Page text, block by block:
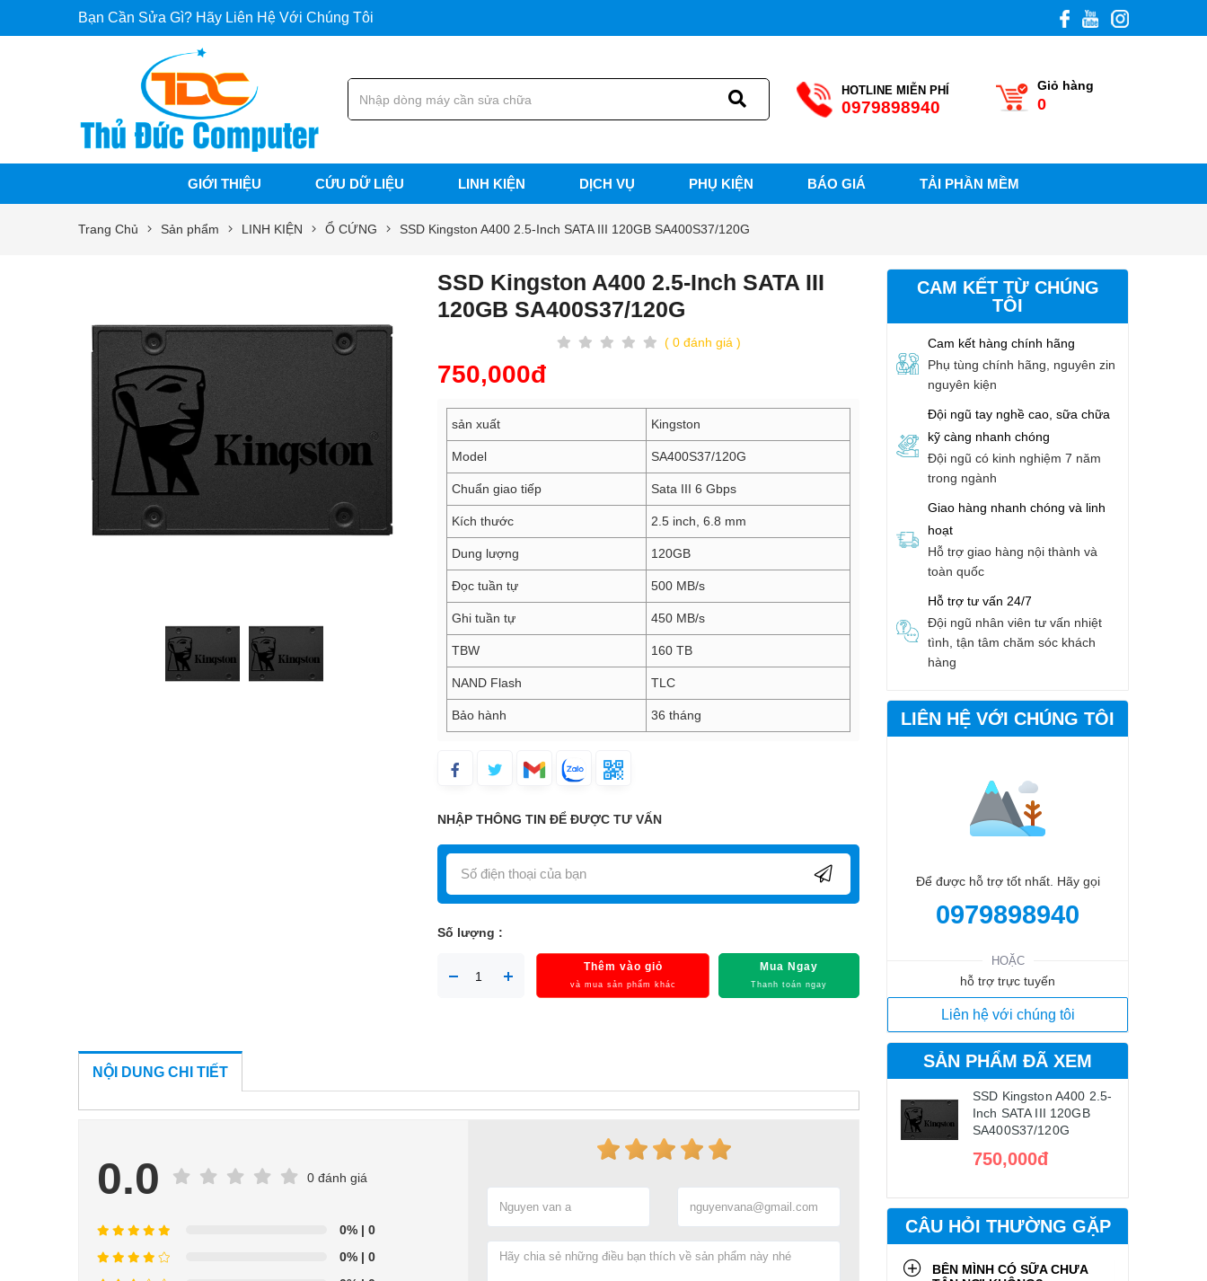
Bạn Cần Sửa Gì? Hãy Liên Hệ Với Chúng Tôi
Giỏ hàng
0
HOTLINE MIỄN PHÍ
0979898940
GIỚI THIỆU CỨU DỮ LIỆU LINH KIỆN DỊCH VỤ PHỤ KIỆN BÁO GIÁ TẢI PHẦN MỀM
Trang Chủ Sản phẩm LINH KIỆN Ổ CỨNG SSD Kingston A400 2.5-Inch SATA III 120GB SA400S37/120G
SSD Kingston A400 2.5-Inch SATA III
120GB SA400S37/120G
( 0 đánh giá )
750,000đ
sản xuất Kingston
Model SA400S37/120G
Chuẩn giao tiếp Sata III 6 Gbps
Kích thước 2.5 inch, 6.8 mm
Dung lượng 120GB
Đọc tuần tự 500 MB/s
Ghi tuần tự 450 MB/s
TBW 160 TB
NAND Flash TLC
Bảo hành 36 tháng
NHẬP THÔNG TIN ĐỂ ĐƯỢC TƯ VẤN
Số lượng :
Thêm vào giỏ
và mua sản phẩm khác
Mua Ngay
Thanh toán ngay
CAM KẾT TỪ CHÚNG
TÔI
Cam kết hàng chính hãng
Phụ tùng chính hãng, nguyên zin
nguyên kiện
Đội ngũ tay nghề cao, sữa chữa
kỹ càng nhanh chóng
Đội ngũ có kinh nghiệm 7 năm
trong ngành
Giao hàng nhanh chóng và linh
hoạt
Hỗ trợ giao hàng nội thành và
toàn quốc
Hỗ trợ tư vấn 24/7
Đội ngũ nhân viên tư vấn nhiệt
tình, tận tâm chăm sóc khách
hàng
LIÊN HỆ VỚI CHÚNG TÔI
Để được hỗ trợ tốt nhất. Hãy gọi
0979898940
HOẶC
hỗ trợ trực tuyến
Liên hệ với chúng tôi
NỘI DUNG CHI TIẾT
0.0 0 đánh giá
0% | 0
0% | 0
SẢN PHẨM ĐÃ XEM
SSD Kingston A400 2.5-
Inch SATA III 120GB
SA400S37/120G
750,000đ
CÂU HỎI THƯỜNG GẶP
BÊN MÌNH CÓ SỮA CHƯA